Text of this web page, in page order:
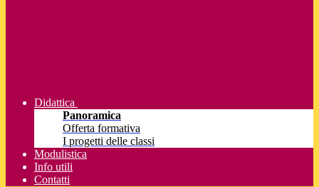
Didattica
Panoramica
Offerta formativa
I progetti delle classi
Modulistica
Info utili
Contatti